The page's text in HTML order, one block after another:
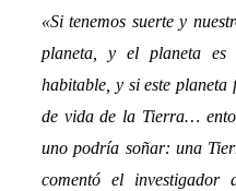
«Si tenemos suerte y
planeta, yel planeta
habitable, y si este planeta
de vida de la Tierra…
uno podría soñar: una
comentó el investigador